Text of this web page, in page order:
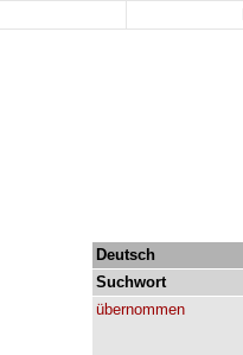
Deutsch
Suchwort
übernommen